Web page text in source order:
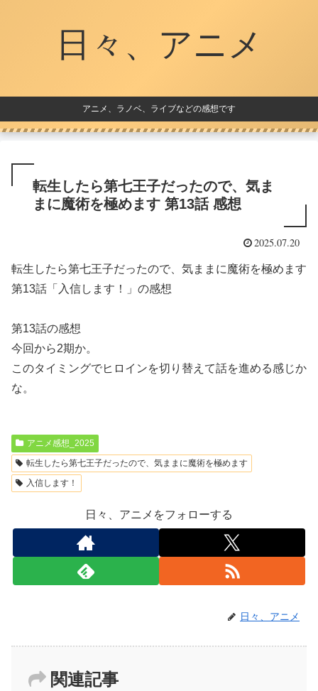
日々、アニメ
アニメ、ラノベ、ライブなどの感想です
転生したら第七王子だったので、気ま
まに魔術を極めます 第13話 感想
2025.07.20
転生したら第七王子だったので、気ままに魔術を極めます
第13話「入信します！」の感想
第13話の感想
今回から2期か。
このタイミングでヒロインを切り替えて話を進める感じか
な。
アニメ感想_2025
転生したら第七王子だったので、気ままに魔術を極めます
入信します！
日々、アニメをフォローする
日々、アニメ
関連記事